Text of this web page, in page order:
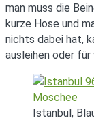
man muss die
kurze Hose und
nichts dabei hat,
ausleihen oder für
Istanbul,